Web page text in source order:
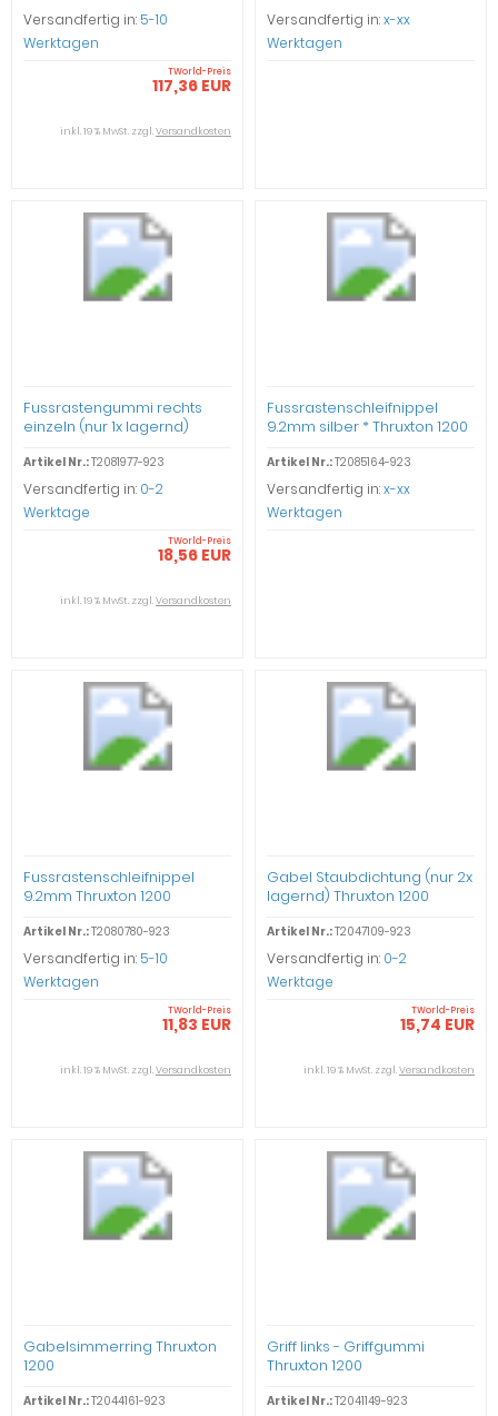
Versandfertig in: 5-10
Werktagen
TWorld-Preis
117,36 EUR
inkl. 19 % MwSt. zzgl.Versandkosten
Versandfertig in:x-xx
Werktagen
Fussrastengummi rechts
einzeln (nur 1x lagernd)
Artikel Nr.:T2081977-923
Versandfertig in: 0-2
Werktage
TWorld-Preis
18,56 EUR
inkl. 19 % MwSt. zzgl.Versandkosten
Fussrastenschleifnippel
9.2mm silber * Thruxton 1200
Artikel Nr.:T2085164-923
Versandfertig in:x-xx
Werktagen
Fussrastenschleifnippel
9.2mm Thruxton 1200
Artikel Nr.:T2080780-923
Versandfertig in: 5-10
Werktagen
TWorld-Preis
11,83 EUR
inkl. 19 % MwSt. zzgl.Versandkosten
Gabel Staubdichtung (nur 2x
lagernd) Thruxton 1200
Artikel Nr.:T2047109-923
Versandfertig in: 0-2
Werktage
TWorld-Preis
15,74 EUR
inkl. 19 % MwSt. zzgl.Versandkosten
Gabelsimmerring Thruxton
1200
Artikel Nr.:T2044161-923
Griff links - Griffgummi
Thruxton 1200
Artikel Nr.:T2041149-923